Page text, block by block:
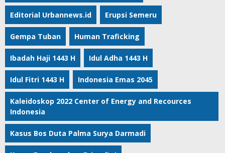
Editorial Urbannews.id Erupsi Semeru
Gempa Tuban Human Traficking
Ibadah Haji 1443 H Idul Adha 1443 H
Idul Fitri 1443 H Indonesia Emas 2045
Kaleidoskop 2022 Center of Energy and Recources
Indonesia
Kasus Bos Duta Palma Surya Darmadi